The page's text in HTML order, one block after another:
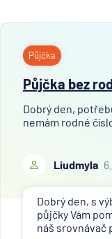
Půjčka
Půjčka bez
Dobrý den,
nemám rodné
Liudmyla
Dobrý den, s
půjčky Vám
náš srovnávač